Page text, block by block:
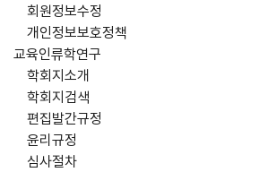
회원정보수정
개인정보보호정책
교육인류학연구
학회지소개
학회지검색
편집발간규정
윤리규정
심사절차